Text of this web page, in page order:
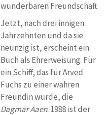
wunderbaren Freundschaft.
Jetzt, nach drei innigen
Jahrzehnten und da sie
neunzig ist, erscheint ein
Buch als Ehrerweisung. Für
ein Schiff, das für Arved
Fuchs zu einer wahren
Freundin wurde, die
Dagmar Aaen. 1988 ist der